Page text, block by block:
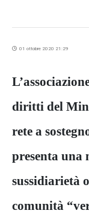
01 ottobre 2020 21:29
diritti del
rete a
presenta una
sussidiarietà
comunità